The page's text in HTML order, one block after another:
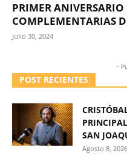
PRIMER
COMPLEMENTARIAS
Julio 30, 2024
-
POST RECIENTES
SAN
Agosto 8, 2026